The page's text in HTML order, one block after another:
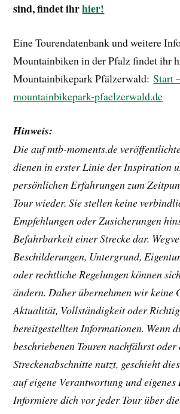
sind, findet ihrhier!
Eine Tourendatenbank und weitere
Mountainbiken in der Pfalz findet ihr
Mountainbikepark Pfälzerwald:Start
mountainbikepark-pfaelzerwald.de
Hinweis:
Die auf mtb-moments.de
dienen in erster Linie der Inspiration
persönlichen Erfahrungen zum
Tour wieder. Sie stellen keine
Empfehlungen oder Zusicherungen
Befahrbarkeit einer Strecke dar.
Beschilderungen, Untergrund,
oder rechtliche Regelungen können
ändern. Daher übernehmen wir keine
Aktualität, Vollständigkeit oder
bereitgestellten Informationen. Wenn
beschriebenen Touren nachfährst oder
Streckenabschnitte nutzt, geschieht
auf eigene Verantwortung und eigenes
Informiere dich vor jeder Tour über